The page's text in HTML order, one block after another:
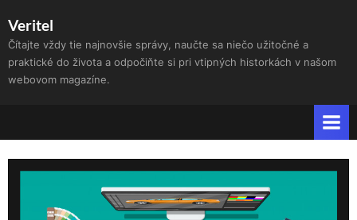
to
content
Veritel
Čítajte vždy tie najnovšie správy, naučte sa niečo užitočné a
praktické do života a odpočiňte si pri vtipných historkách v našom
webovom magazíne.